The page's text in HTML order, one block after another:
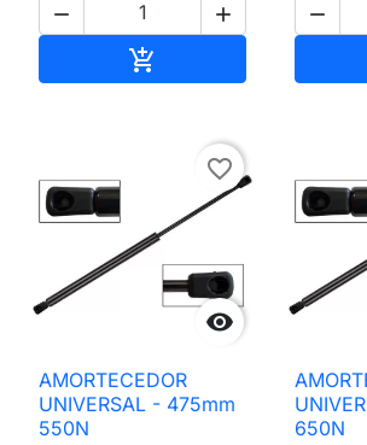
 



favorite_border
AMORTECEDOR
UNIVERSAL - 475mm
550N
650N